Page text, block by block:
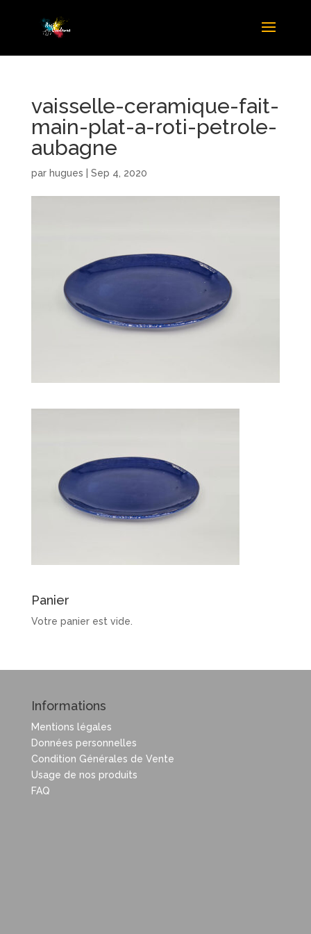
vaisselle-ceramique-fait-
main-plat-a-roti-petrole-
aubagne
par hugues Sep 4, 2020
Panier
Votre panier est vide.
Informations
Mentions légales
Données personnelles
Condition Générales de Vente
Usage de nos produits
FAQ